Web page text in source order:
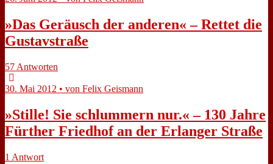
»Das Ge­räusch der an­de­ren« – Ret­tet die
Gu­stav­stra­ße
57 Antworten
30. Mai 2012 • von Felix Geismann
»Stil­le! Sie schlum­mern nur.« – 130 Jah­re
Für­ther Fried­hof an der Er­lan­ger Stra­ße
1 Antwort